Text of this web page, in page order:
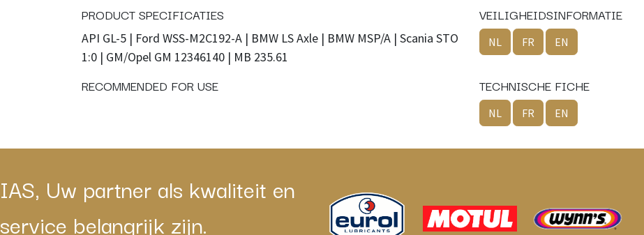
PRODUCT SPECIFICATIES
API GL-5 | Ford WSS-M2C192-A | BMW LS Axle | BMW MSP/A | Scania STO
1:0 | GM/Opel GM 12346140 | MB 235.61
VEILIGHEIDSINFORMATIE
NL FR EN
RECOMMENDED FOR USE TECHNISCHE FICHE
NL FR EN
IAS, Uw partner als kwaliteit en
service belangrijk zijn.